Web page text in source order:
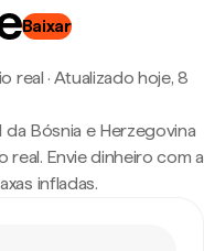
Baixar
real · Atualizado hoje, 8
Bósnia e Herzegovina
real. Envie dinheiro com a
infladas.